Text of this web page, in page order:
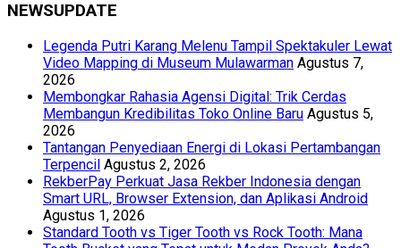
NEWSUPDATE
Legenda Putri Karang Melenu Tampil Spektakuler Lewat
Video Mapping di Museum Mulawarman Agustus 7,
2026
Membongkar Rahasia Agensi Digital: Trik Cerdas
Membangun Kredibilitas Toko Online Baru Agustus 5,
2026
Tantangan Penyediaan Energi di Lokasi Pertambangan
Terpencil Agustus 2, 2026
RekberPay Perkuat Jasa Rekber Indonesia dengan
Smart URL, Browser Extension, dan Aplikasi Android
Agustus 1, 2026
Standard Tooth vs Tiger Tooth vs Rock Tooth: Mana